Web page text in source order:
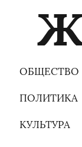
ОБЩЕСТВО
ПОЛИТИКА
КУЛЬТУРА